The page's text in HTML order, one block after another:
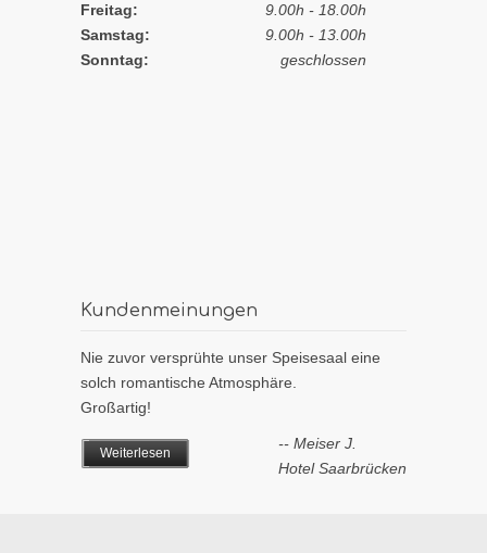
Freitag:
Samstag:
Sonntag:
9.00h - 18.00h
9.00h - 13.00h
geschlossen
Kundenmeinungen
Nie zuvor versprühte unser Speisesaal eine
solch romantische Atmosphäre.
Großartig!
-- Meiser J.
Hotel Saarbrücken
Weiterlesen